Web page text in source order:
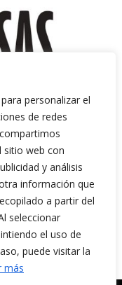
personalizar el
de redes
sitio web con
y análisis
información que
a partir del
seleccionar
el uso de
puede visitar la
más